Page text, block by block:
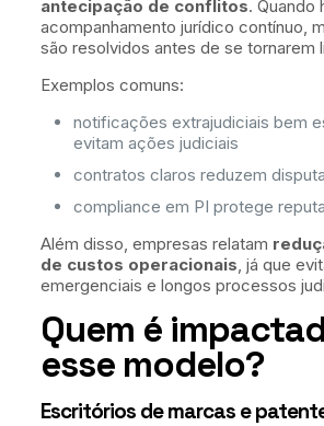
antecipação de conflitos. Quando
acompanhamento jurídico contínuo,
são resolvidos antes de se tornarem
Exemplos comuns:
notificações extrajudiciais bem
evitam ações judiciais
contratos claros reduzem
compliance em PI protege
Além disso, empresas relatam
de custos operacionais , já que
emergenciais e longos processos
Quem é
esse modelo?
Escritórios de marcas e